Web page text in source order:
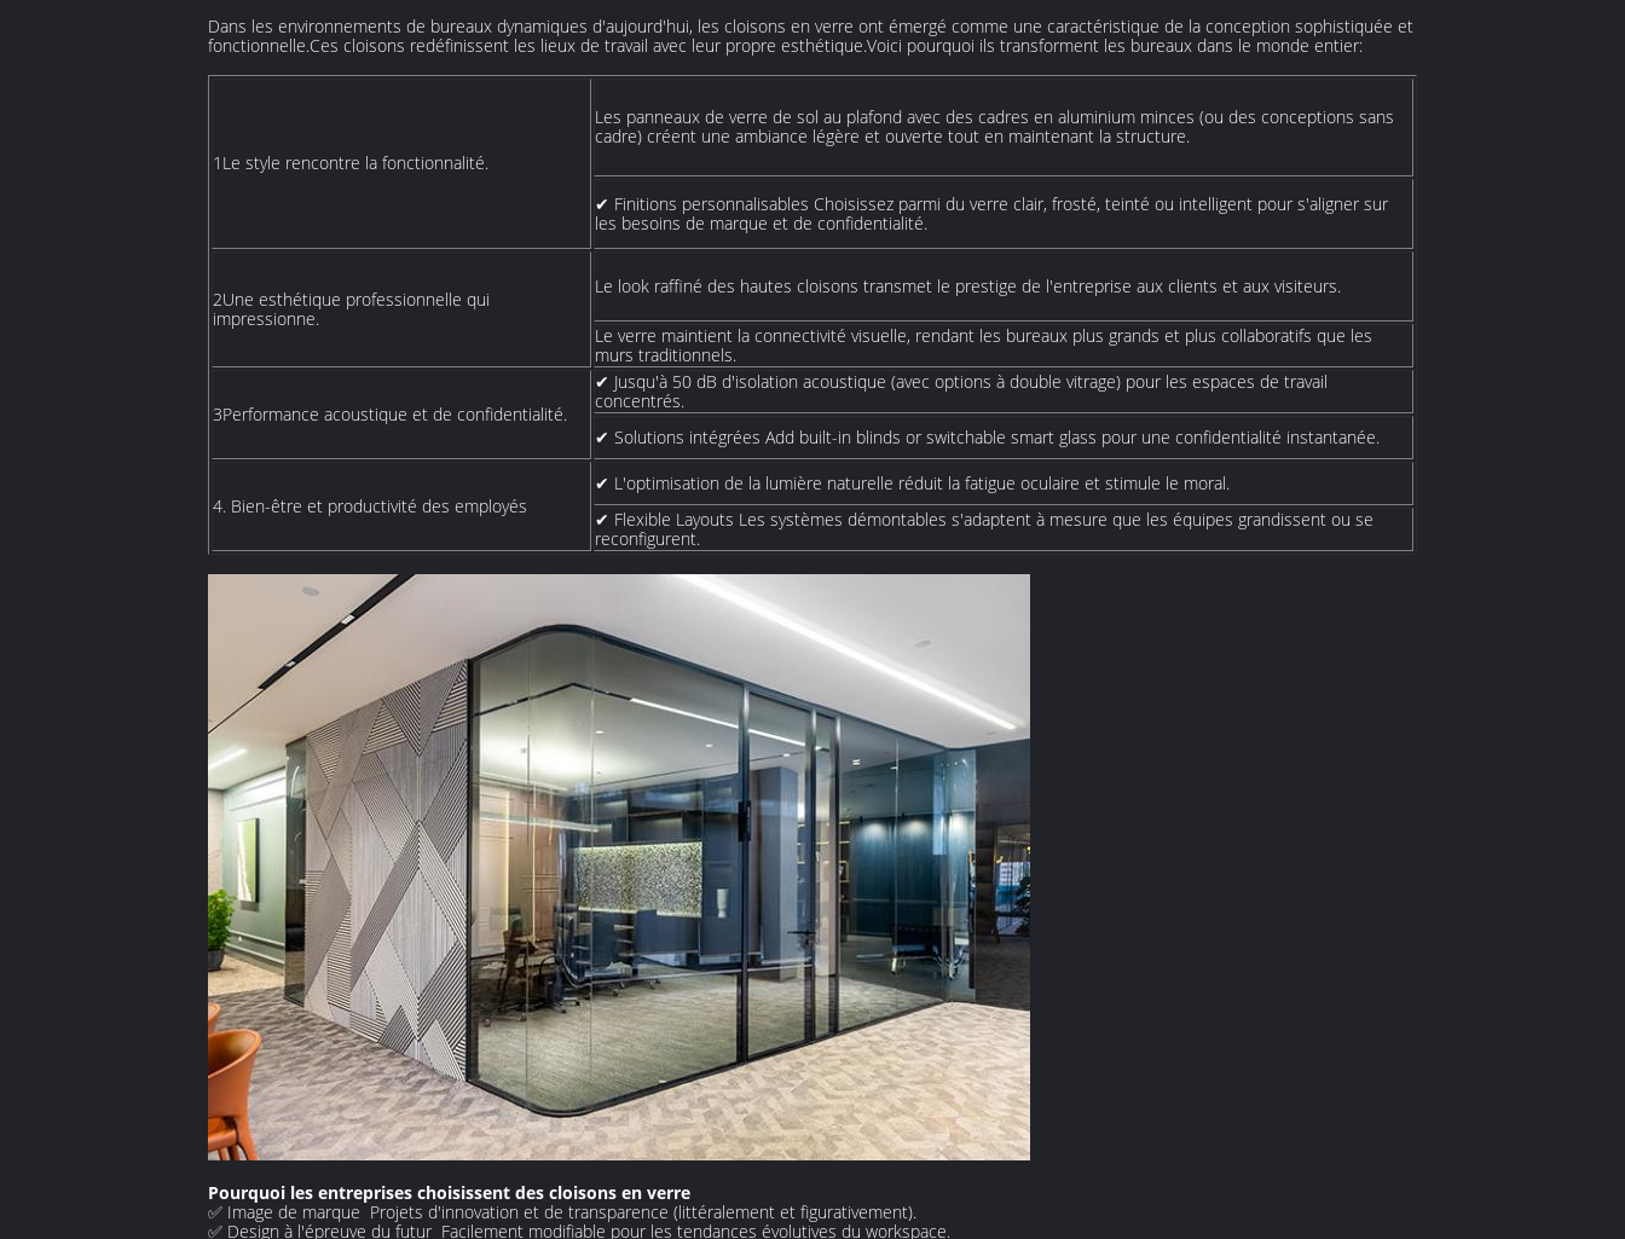
Dans les environnements de bureaux dynamiques d'aujourd'hui, les cloisons en verre ont émergé comme une caractéristique de la conception sophistiquée et
fonctionnelle.Ces cloisons redéfinissent les lieux de travail avec leur propre esthétique.Voici pourquoi ils transforment les bureaux dans le monde entier:
1Le style rencontre la fonctionnalité.
Les panneaux de verre de sol au plafond avec des cadres en aluminium minces (ou des conceptions sans
cadre) créent une ambiance légère et ouverte tout en maintenant la structure.
✔ Finitions personnalisables Choisissez parmi du verre clair, frosté, teinté ou intelligent pour s'aligner sur
les besoins de marque et de confidentialité.
2Une esthétique professionnelle qui
impressionne.
Le look raffiné des hautes cloisons transmet le prestige de l'entreprise aux clients et aux visiteurs.
Le verre maintient la connectivité visuelle, rendant les bureaux plus grands et plus collaboratifs que les
murs traditionnels.
3Performance acoustique et de confidentialité.
✔ Jusqu'à 50 dB d'isolation acoustique (avec options à double vitrage) pour les espaces de travail
concentrés.
✔ Solutions intégrées Add built-in blinds or switchable smart glass pour une confidentialité instantanée.
4. Bien-être et productivité des employés
✔ L'optimisation de la lumière naturelle réduit la fatigue oculaire et stimule le moral.
✔ Flexible Layouts Les systèmes démontables s'adaptent à mesure que les équipes grandissent ou se
reconfigurent.
Pourquoi les entreprises choisissent des cloisons en verre
✅ Image de marque ️ Projets d'innovation et de transparence (littéralement et figurativement).
✅ Design à l'épreuve du futur ️ Facilement modifiable pour les tendances évolutives du workspace.